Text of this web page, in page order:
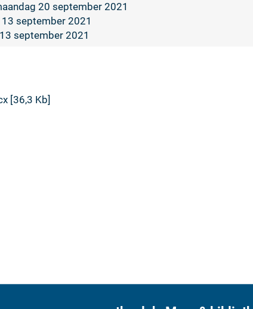
20 september 2021
september 2021
september 2021
36,3 Kb